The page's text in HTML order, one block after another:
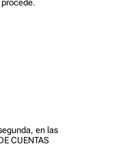
en las
CUENTAS